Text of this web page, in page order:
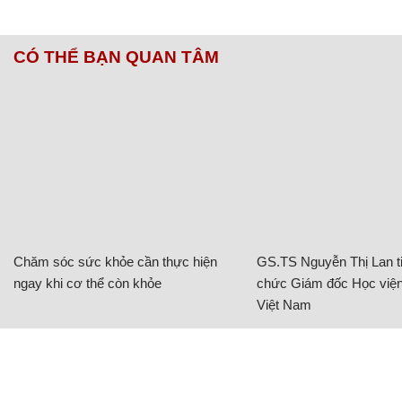
CÓ THỂ BẠN QUAN TÂM
Chăm sóc sức khỏe cần thực hiện
ngay khi cơ thể còn khỏe
GS.TS Nguyễn Thị Lan
chức Giám đốc Học
Việt Nam